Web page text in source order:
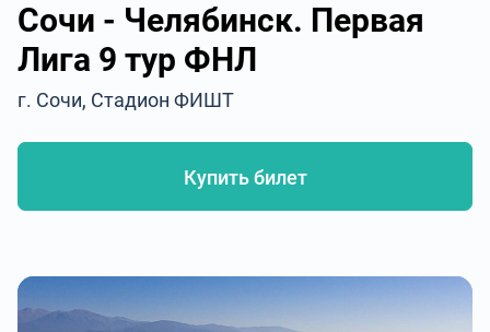
Сочи - Челябинск. Первая
Лига 9 тур ФНЛ
г. Сочи, Стадион ФИШТ
Купить билет